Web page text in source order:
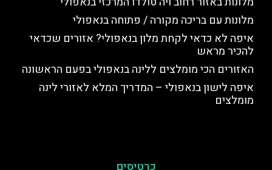
מלונות עם בריכה מקורה / פתוחה בנאפולי
איפה לא כדאי לקחת מלון בנאפולי? אזורים שכדאי
להכיר מראש
האזורים הכי מומלצים ללינה בנאפולי בפעם הראשונה
איפה לישון בנאפולי – המדריך המלא לאזורי לינה
מומלצים